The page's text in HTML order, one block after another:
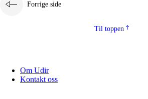
Forrige side
Til toppen
Om Udir
Kontakt oss